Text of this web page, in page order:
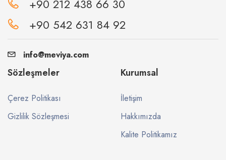
+90 212 438 66 30
+90 542 631 84 92
info@meviya.com
Sözleşmeler
Çerez Politikası
Gizlilik Sözleşmesi
Kurumsal
İletişim
Hakkımızda
Kalite Politikamız